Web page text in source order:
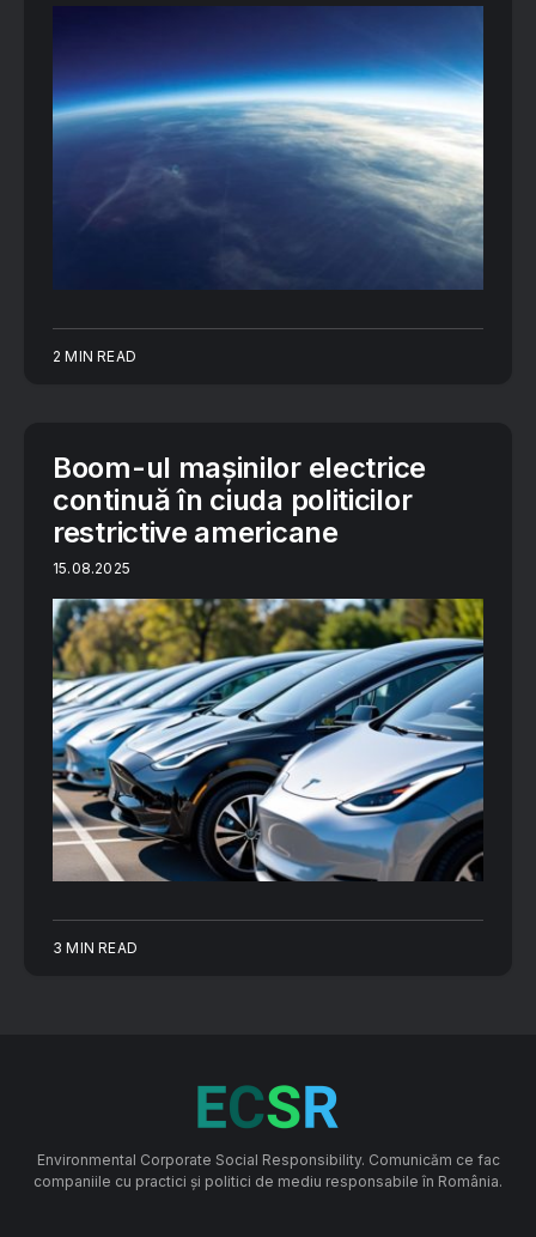
2 MIN READ
Boom-ul mașinilor electrice
continuă în ciuda politicilor
restrictive americane
15.08.2025
3 MIN READ
Environmental Corporate Social Responsibility. Comunicăm ce fac
companiile cu practici și politici de mediu responsabile în România.